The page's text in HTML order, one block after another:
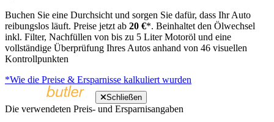
Buchen Sie eine Durchsicht und sorgen Sie dafür, dass Ihr Auto
reibungslos läuft. Preise jetzt ab 20 €*. Beinhaltet den Ölwechsel
inkl. Filter, Nachfüllen von bis zu 5 Liter Motoröl und eine
vollständige Überprüfung Ihres Autos anhand von 46 visuellen
Kontrollpunkten
*Wie die Preise & Ersparnisse kalkuliert wurden
Schließen
Die verwendeten Preis- und Ersparnisangaben